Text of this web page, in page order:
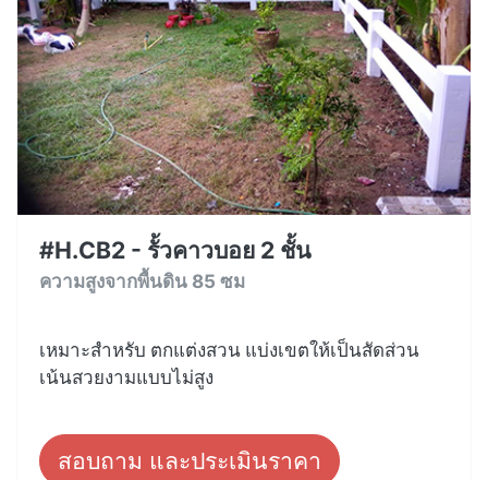
#H.CB2 - รั้วคาวบอย 2 ชั้น
ความสูงจากพื้นดิน 85 ซม
เหมาะสำหรับ ตกแต่งสวน แบ่งเขตให้เป็นสัดส่วน
เน้นสวยงามแบบไม่สูง
สอบถาม และประเมินราคา